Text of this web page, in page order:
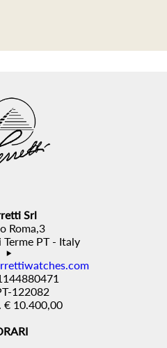
Srl
Roma,3
PT - Italy
122082
€ 10.400,00